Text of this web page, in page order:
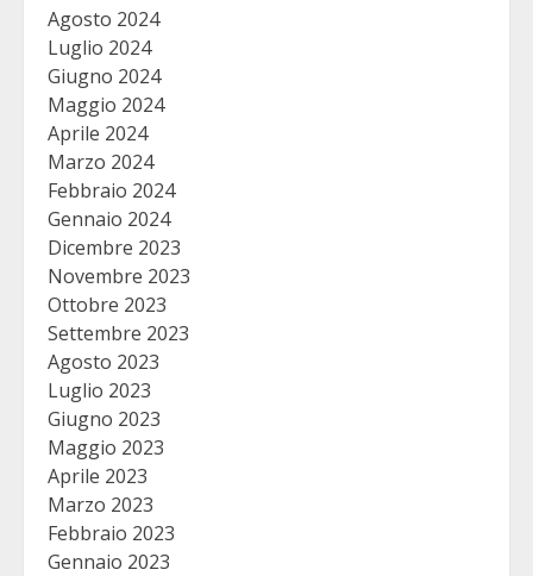
Agosto 2024
Luglio 2024
Giugno 2024
Maggio 2024
Aprile 2024
Marzo 2024
Febbraio 2024
Gennaio 2024
Dicembre 2023
Novembre 2023
Ottobre 2023
Settembre 2023
Agosto 2023
Luglio 2023
Giugno 2023
Maggio 2023
Aprile 2023
Marzo 2023
Febbraio 2023
Gennaio 2023